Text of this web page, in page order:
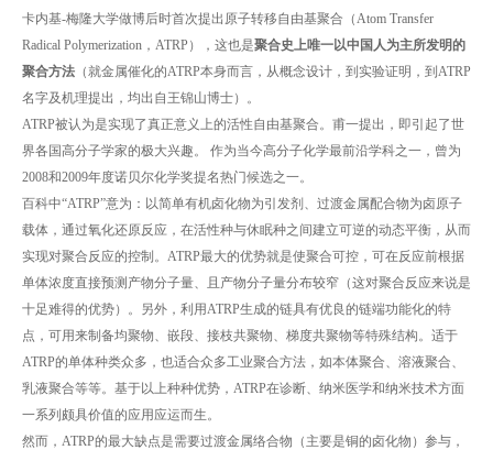
卡内基-梅隆大学做博后时首次提出原子转移自由基聚合（Atom Transfer
Radical Polymerization，ATRP），这也是聚合史上唯一以中国人为主所发明的
聚合方法 （就金属催化的ATRP本身而言，从概念设计，到实验证明，到ATRP
名字及机理提出，均出自王锦山博士）。
ATRP被认为是实现了真正意义上的活性自由基聚合。甫一提出，即引起了世
界各国高分子学家的极大兴趣。 作为当今高分子化学最前沿学科之一，曾为
2008和2009年度诺贝尔化学奖提名热门候选之一。
百科中“ATRP”意为：以简单有机卤化物为引发剂、过渡金属配合物为卤原子
载体，通过氧化还原反应，在活性种与休眠种之间建立可逆的动态平衡，从而
实现对聚合反应的控制。ATRP最大的优势就是使聚合可控，可在反应前根据
单体浓度直接预测产物分子量、且产物分子量分布较窄（这对聚合反应来说是
十足难得的优势）。另外，利用ATRP生成的链具有优良的链端功能化的特
点，可用来制备均聚物、嵌段、接枝共聚物、梯度共聚物等特殊结构。适于
ATRP的单体种类众多，也适合众多工业聚合方法，如本体聚合、溶液聚合、
乳液聚合等等。基于以上种种优势，ATRP在诊断、纳米医学和纳米技术方面
一系列颇具价值的应用应运而生。
然而，ATRP的最大缺点是需要过渡金属络合物（主要是铜的卤化物）参与，